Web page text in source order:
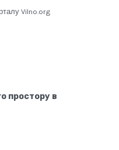
Vilno.org
простору в